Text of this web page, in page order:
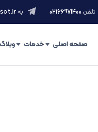
تلفن ۰۲۱66971400 به
صفحه اصلی خدمات وبلاگ